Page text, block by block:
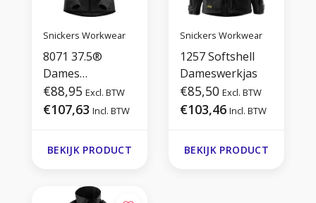
Snickers Workwear
8071 37.5®
Dames
Fleecevest
€88,95 Excl. BTW
€107,63 Incl. BTW
BEKIJK PRODUCT
Snickers Workwear
1257 Softshell
Dameswerkjas
€85,50 Excl. BTW
€103,46 Incl. BTW
BEKIJK PRODUCT